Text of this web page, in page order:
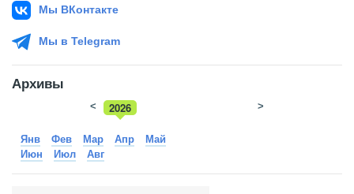
Мы ВКонтакте
Мы в Telegram
Архивы
2026
2025
< >
Янв Фев Мар Апр
Май
Июн
Июл Авг